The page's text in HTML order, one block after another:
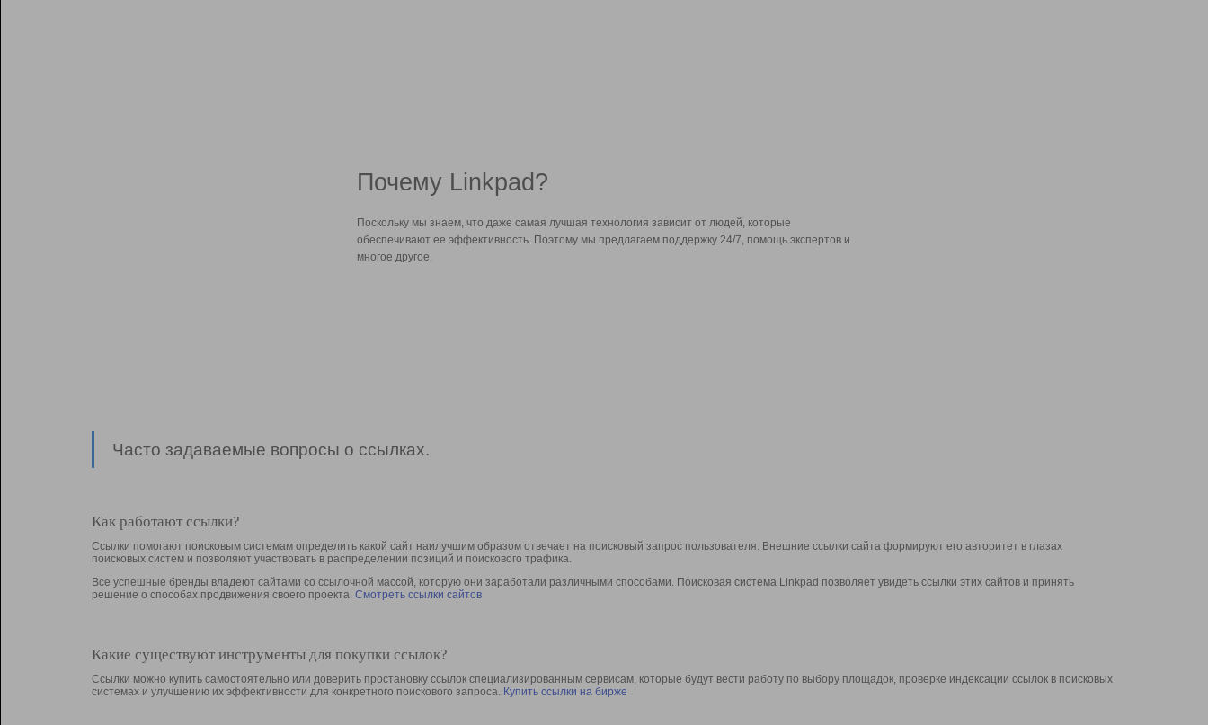
Почему Linkpad?
Поскольку мы знаем, что даже самая лучшая технология зависит от людей, которые
обеспечивают ее эффективность. Поэтому мы предлагаем поддержку 24/7, помощь экспертов и
многое другое.
Часто задаваемые вопросы о ссылках.
Как работают ссылки?
Ссылки помогают поисковым системам определить какой сайт наилучшим образом отвечает на поисковый запрос пользователя. Внешние ссылки сайта формируют его авторитет в глазах
поисковых систем и позволяют участвовать в раcпределении позиций и поискового трафика.
Все успешные бренды владеют сайтами со ссылочной массой, которую они заработали различными способами. Поисковая система Linkpad позволяет увидеть ссылки этих сайтов и принять
решение о способах продвижения своего проекта. Смотреть ссылки сайтов
Какие существуют инструменты для покупки ссылок?
Ссылки можно купить самостоятельно или доверить простановку ссылок специализированным сервисам, которые будут вести работу по выбору площадок, проверке индексации ссылок в поисковых
системах и улучшению их эффективности для конкретного поискового запроса. Купить ссылки на бирже